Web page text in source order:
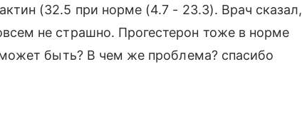
(32.5 при норме (4.7 - 23.3). Врач сказал,
не страшно. Прогестерон тоже в норме
быть? В чем же проблема? спасибо